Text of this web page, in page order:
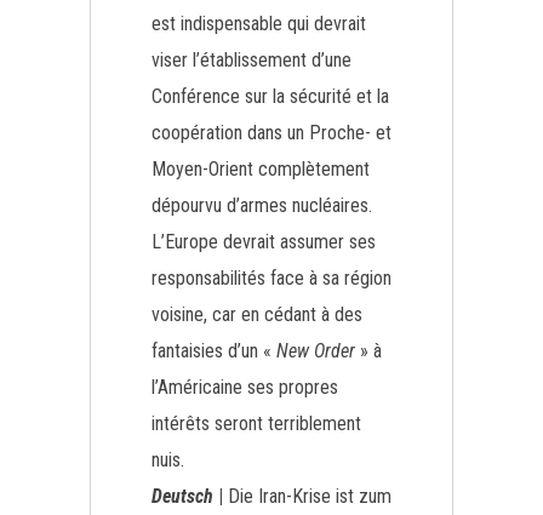
est indispensable qui devrait
viser l’établissement d’une
Conférence sur la sécurité et la
coopération dans un Proche- et
Moyen-Orient complètement
dépourvu d’armes nucléaires.
L’Europe devrait assumer ses
responsabilités face à sa région
voisine, car en cédant à des
fantaisies d’un « New Order » à
l’Américaine ses propres
intérêts seront terriblement
nuis.
Deutsch | Die Iran-Krise ist zum